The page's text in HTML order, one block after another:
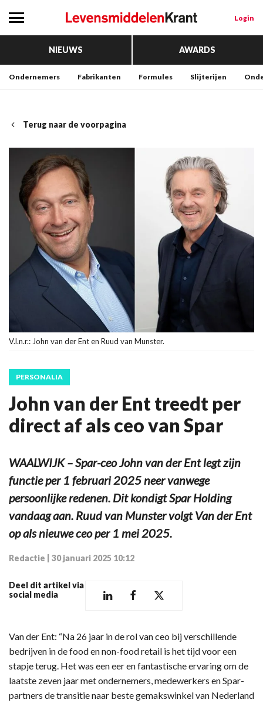
Login
NIEUWS AWARDS
Ondernemers Fabrikanten Formules Slijterijen
Terug naar de voorpagina
V.l.n.r.: John van der Ent en Ruud van Munster.
PERSONALIA
John van der Ent treedt per
direct af als ceo van Spar
WAALWIJK – Spar-ceo John van der Ent legt zijn
functie per 1 februari 2025 neer vanwege
persoonlijke redenen. Dit kondigt Spar Holding
vandaag aan. Ruud van Munster volgt Van der Ent
op als nieuwe ceo per 1 mei 2025.
Redactie 30 januari 2025 10:12
Deel dit artikel via
social media
Van der Ent: “Na 26 jaar in de rol van ceo bij verschillende
bedrijven in de food en non-food retail is het tijd voor een
stapje terug. Het was een eer en fantastische ervaring om de
laatste zeven jaar met ondernemers, medewerkers en Spar-
partners de transitie naar beste gemakswinkel van Nederland